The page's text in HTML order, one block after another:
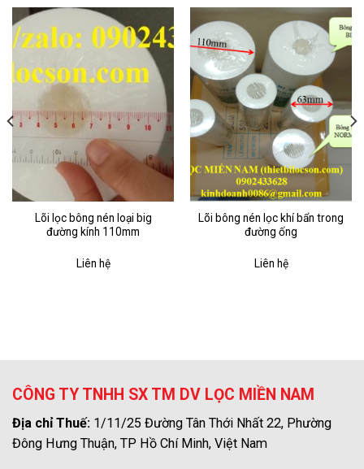
Lõi lọc bông nén loại big
đường kính 110mm
Liên hệ
Lõi bông nén lọc khí bẩn trong
đường ống
Liên hệ
CÔNG TY TNHH SX TM DV LỌC MIỀN NAM
Địa chỉ Thuế: 1/11/25 Đường Tân Thới Nhất 22, Phường
Đông Hưng Thuận, TP Hồ Chí Minh, Việt Nam